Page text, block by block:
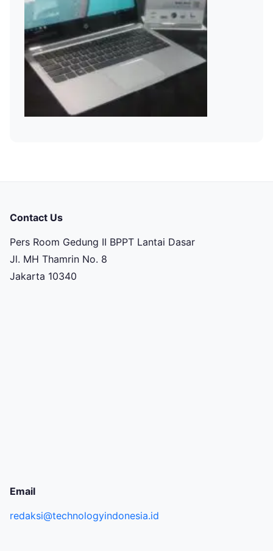
Contact Us
Pers Room Gedung II BPPT Lantai Dasar
Jl. MH Thamrin No. 8
Jakarta 10340
Email
redaksi@technologyindonesia.id